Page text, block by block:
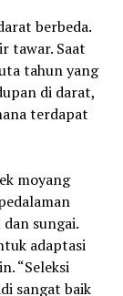
berbeda.
tawar. Saat
tahun yang
di darat,
terdapat
moyang
sungai.
adaptasi
“Seleksi
sangat baik